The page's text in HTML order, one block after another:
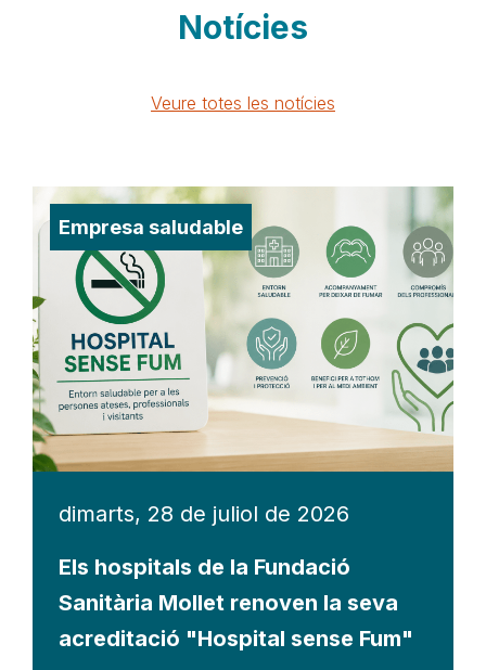
Notícies
Veure totes les notícies
Empresa saludable
dimarts, 28 de juliol de 2026
Els hospitals de la Fundació
Sanitària Mollet renoven la seva
acreditació "Hospital sense Fum"